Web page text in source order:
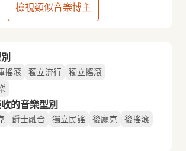
搖滾 獨立流行
獨立搖滾
的音樂型別
爵士融合 獨立民謠 後龐克
後搖滾
檢視類似音樂博主